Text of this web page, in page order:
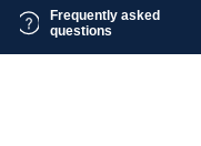
Frequently asked
questions